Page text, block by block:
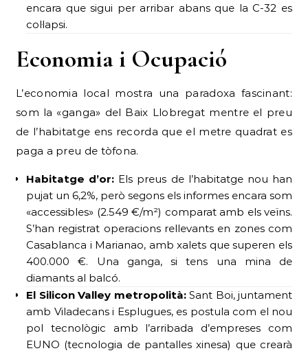
encara que sigui per arribar abans que la C-32 es
col·lapsi.
Economia i Ocupació
L’economia local mostra una paradoxa fascinant:
som la «ganga» del Baix Llobregat mentre el preu
de l’habitatge ens recorda que el metre quadrat es
paga a preu de tòfona.
Habitatge d’or: Els preus de l’habitatge nou han
pujat un 6,2%, però segons els informes encara som
«accessibles» (2.549 €/m²) comparat amb els veïns.
S’han registrat operacions rellevants en zones com
Casablanca i Marianao, amb xalets que superen els
400.000 €. Una ganga, si tens una mina de
diamants al balcó.
El Silicon Valley metropolità:Sant Boi, juntament
amb Viladecans i Esplugues, es postula com el nou
pol tecnològic amb l’arribada d’empreses com
EUNO (tecnologia de pantalles xinesa) que crearà